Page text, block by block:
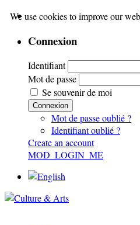
Connexion
Identifiant
Mot de passe
Se souvenir de moi
Connexion
Mot de passe oublié ?
Identifiant oublié ?
Create an account
MOD_LOGIN_ME
We use cookies to improve our